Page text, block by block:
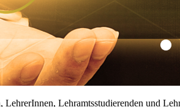
Lehramtsstudierenden und